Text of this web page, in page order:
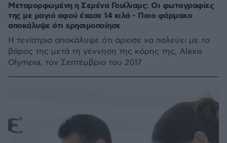
Μεταμορφωμένη η Σερένα Γουίλιαμς: Οι φωτογραφίες
της με μαγιό αφού έχασε 14 κιλά - Ποιο φάρμακο
αποκάλυψε ότι χρησιμοποίησε
Η τενίστρια αποκάλυψε ότι άρχισε να παλεύει με το
βάρος της μετά τη γέννηση της κόρης της, Alexis
Olympia, τον Σεπτέμβριο του 2017